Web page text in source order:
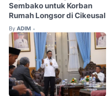
Sembako untuk Korban
Rumah Longsor di Cikeusal
By ADIM •